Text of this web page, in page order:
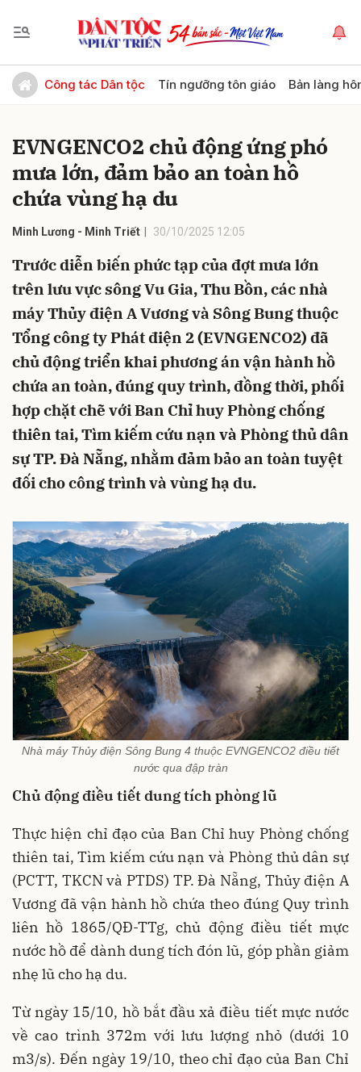
Công tác Dân tộc Tín ngưỡng tôn giáo Bản làng
EVNGENCO2 chủ động ứng phó
mưa lớn, đảm bảo an toàn hồ
chứa vùng hạ du
Minh Lương - Minh Triết 30/10/2025 12:05
Trước diễn biến phức tạp của đợt mưa lớn
trên lưu vực sông Vu Gia, Thu Bồn, các nhà
máy Thủy điện A Vương và Sông Bung thuộc
Tổng công ty Phát điện 2 (EVNGENCO2) đã
chủ động triển khai phương án vận hành hồ
chứa an toàn, đúng quy trình, đồng thời, phối
hợp chặt chẽ với Ban Chỉ huy Phòng chống
thiên tai, Tìm kiếm cứu nạn và Phòng thủ dân
sự TP. Đà Nẵng, nhằm đảm bảo an toàn tuyệt
đối cho công trình và vùng hạ du.
Nhà máy Thủy điện Sông Bung 4 thuộc EVNGENCO2 điều tiết
nước qua đập tràn
Chủ động điều tiết dung tích phòng lũ
Thực hiện chỉ đạo của Ban Chỉ huy Phòng chống
thiên tai, Tìm kiếm cứu nạn và Phòng thủ dân sự
(PCTT, TKCN và PTDS) TP. Đà Nẵng, Thủy điện A
Vương đã vận hành hồ chứa theo đúng Quy trình
liên hồ 1865/QĐ-TTg, chủ động điều tiết mực
nước hồ để dành dung tích đón lũ, góp phần giảm
nhẹ lũ cho hạ du.
Từ ngày 15/10, hồ bắt đầu xả điều tiết mực nước
về cao trình 372m với lưu lượng nhỏ (dưới 10
m3/s). Đến ngày 19/10, theo chỉ đạo của Ban Chỉ
Gửi bình luận